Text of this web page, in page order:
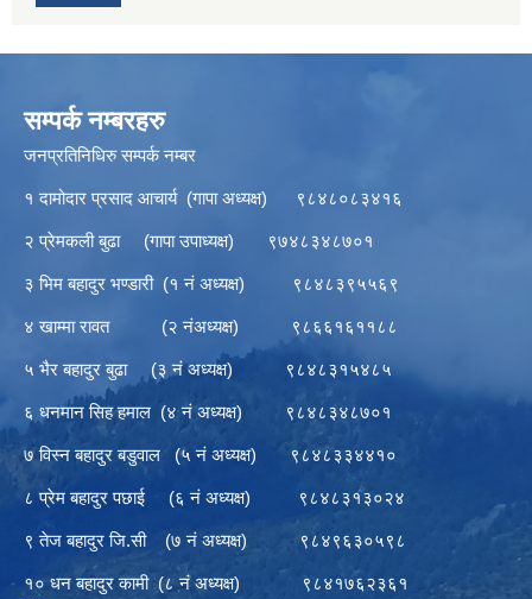
सम्पर्क नम्बरहरु
जनप्रतिनिधिरु सम्पर्क नम्बर
१ दामोदार प्रसाद आचार्य (गापा अध्यक्ष) ९८४८०८३४१६
२ प्रेमकली बुढा (गापा उपाध्यक्ष) ९७४८३४८७०१
३ भिम बहादुर भण्डारी (१ नं अध्यक्ष) ९८४८३९५५६९
४ खाम्मा रावत (२ नंअध्यक्ष) ९८६६१६११८८
५ भैर बहादुर बुढा (३ नं अध्यक्ष) ९८४८३१५४८५
६ धनमान सिह हमाल (४ नं अध्यक्ष) ९८४८३४८७०१
७ विस्न बहादुर बडुवाल (५ नं अध्यक्ष) ९८४८३३४४१०
८ प्रेम बहादुर पछाई (६ नं अध्यक्ष) ९८४८३१३०२४
९ तेज बहादुर जि.सी (७ नं अध्यक्ष) ९८४९६३०५९८
१० धन बहादुर कामी (८ नं अध्यक्ष) ९८४१७६२३६१